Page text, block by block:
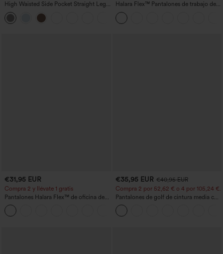
High Waisted Side Pocket Straight Leg
Work Pants
Halara Flex™ Pantalones de trabajo de
talle alto, moldeadores del cuerpo, que
estilizan la cintura, con bolsillos, de
pierna ancha en micro‑waffle
€31,95 EUR
Compra 2 y llévate 1 gratis
Pantalones Halara Flex™ de oficina de
tiro alto ligeramente acampanados con
bolsillos
€35,95 EUR €40,95 EUR
Compra 2 por 52,62 € o 4 por 105,24 €.
Pantalones de golf de cintura media con
cordón, dobladillo curvo, secado rápido,
de corte cónico y con bolsillos - UPF40+